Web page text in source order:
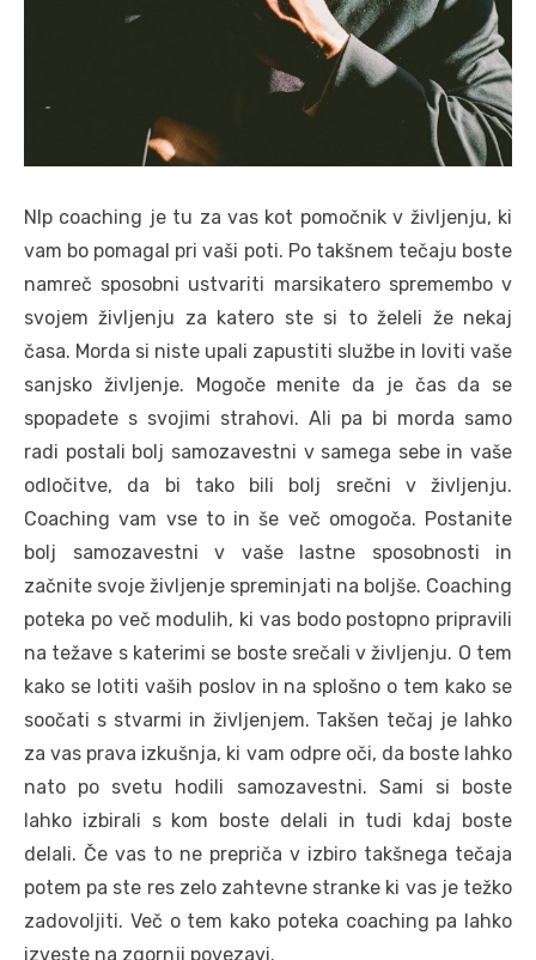
Nlp coaching je tu za vas kot pomočnik v življenju, ki
vam bo pomagal pri vaši poti. Po takšnem tečaju boste
namreč sposobni ustvariti marsikatero spremembo v
svojem življenju za katero ste si to želeli že nekaj
časa. Morda si niste upali zapustiti službe in loviti vaše
sanjsko življenje. Mogoče menite da je čas da se
spopadete s svojimi strahovi. Ali pa bi morda samo
radi postali bolj samozavestni v samega sebe in vaše
odločitve, da bi tako bili bolj srečni v življenju.
Coaching vam vse to in še več omogoča. Postanite
bolj samozavestni v vaše lastne sposobnosti in
začnite svoje življenje spreminjati na boljše. Coaching
poteka po več modulih, ki vas bodo postopno pripravili
na težave s katerimi se boste srečali v življenju. O tem
kako se lotiti vaših poslov in na splošno o tem kako se
soočati s stvarmi in življenjem. Takšen tečaj je lahko
za vas prava izkušnja, ki vam odpre oči, da boste lahko
nato po svetu hodili samozavestni. Sami si boste
lahko izbirali s kom boste delali in tudi kdaj boste
delali. Če vas to ne prepriča v izbiro takšnega tečaja
potem pa ste res zelo zahtevne stranke ki vas je težko
zadovoljiti. Več o tem kako poteka coaching pa lahko
izveste na zgornji povezavi.